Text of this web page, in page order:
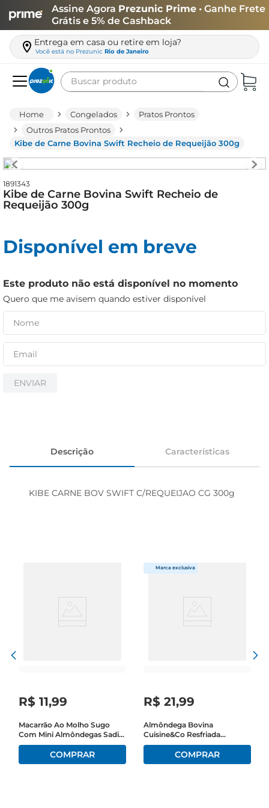
Assine Agora Prezunic Prime • Ganhe Frete
Grátis e 5% de Cashback
Entrega em casa ou retire em loja?
Você está no Prezunic Rio de Janeiro
Buscar produto
Congelados
Pratos Prontos
Outros Pratos Prontos
Kibe de Carne Bovina Swift Recheio de Requeijão 300g
1891343
Kibe de Carne Bovina Swift Recheio de
Requeijão 300g
Disponível em breve
Este produto não está disponível no momento
Quero que me avisem quando estiver disponível
ENVIAR
Descrição Características
KIBE CARNE BOV SWIFT C/REQUEIJAO CG 300g
R$ 11,99
Macarrão Ao Molho Sugo
Com Mini Almôndegas Sadia
Hot Bowls Pote 300g
R$ 21,99
Almôndega Bovina
Cuisine&Co Resfriada
Bandeja 360g
leite
queijo
arroz
biscoito
iogurte
papel higiênico